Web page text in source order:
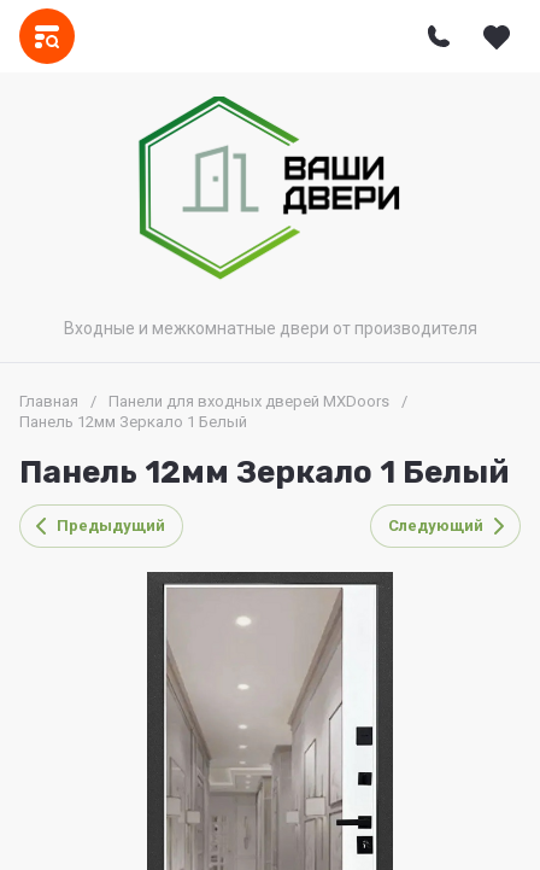
Входные и межкомнатные двери от производителя
Главная / Панели для входных дверей MXDoors
/
Панель 12мм Зеркало 1 Белый
Панель 12мм Зеркало 1 Белый
Предыдущий Следующий